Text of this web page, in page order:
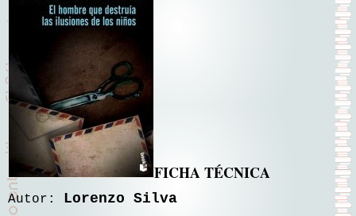
FICHA TÉCNICA
Autor: Lorenzo Silva